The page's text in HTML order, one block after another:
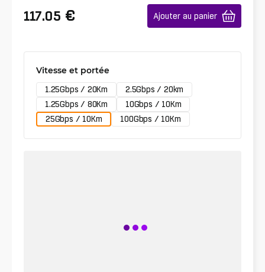
117.05 € Ajouter au panier
Vitesse et portée
1.25Gbps / 20Km
2.5Gbps / 20km
1.25Gbps / 80Km
10Gbps / 10Km
25Gbps / 10Km
100Gbps / 10Km